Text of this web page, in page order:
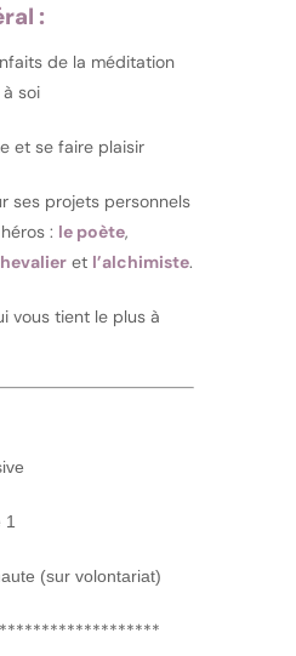
:
de la méditation
soi
et se faire plaisir
ses projets personnels
: le poète,
et l’alchimiste.
vous tient le plus à
1
(sur volontariat)